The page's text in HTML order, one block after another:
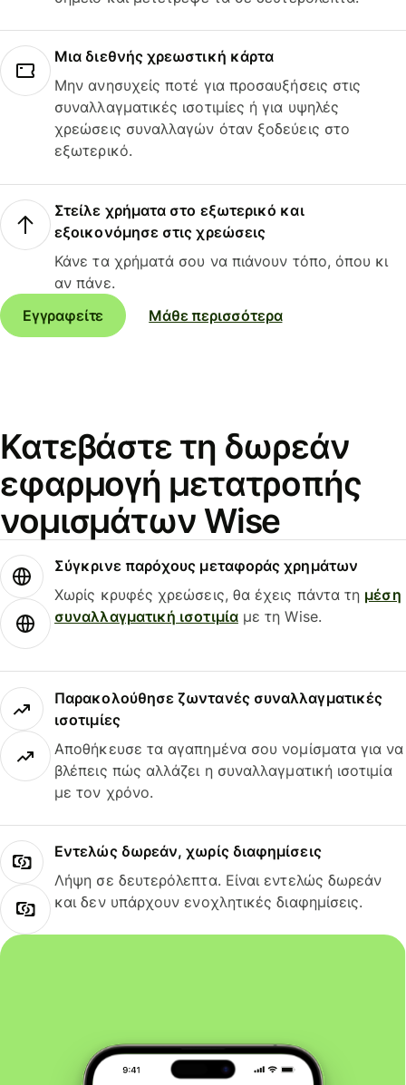
Μια διεθνής χρεωστική κάρτα
Μην ανησυχείς ποτέ για προσαυξήσεις στις
συναλλαγματικές ισοτιμίες ή για υψηλές
χρεώσεις συναλλαγών όταν ξοδεύεις στο
εξωτερικό.
Στείλε χρήματα στο εξωτερικό και
εξοικονόμησε στις χρεώσεις
Κάνε τα χρήματά σου να πιάνουν τόπο, όπου κι
αν πάνε.
Εγγραφείτε
Μάθε περισσότερα
Κατεβάστε τη δωρεάν
εφαρμογή μετατροπής
νομισμάτων Wise
Σύγκρινε παρόχους μεταφοράς χρημάτων
Χωρίς κρυφές χρεώσεις, θα έχεις πάντα τη μέση
συναλλαγματική ισοτιμίαμε τη Wise.
Παρακολούθησε ζωντανές συναλλαγματικές
ισοτιμίες
Αποθήκευσε τα αγαπημένα σου νομίσματα για να
βλέπεις πώς αλλάζει η συναλλαγματική ισοτιμία
με τον χρόνο.
Εντελώς δωρεάν, χωρίς διαφημίσεις
Λήψη σε δευτερόλεπτα. Είναι εντελώς δωρεάν
και δεν υπάρχουν ενοχλητικές διαφημίσεις.